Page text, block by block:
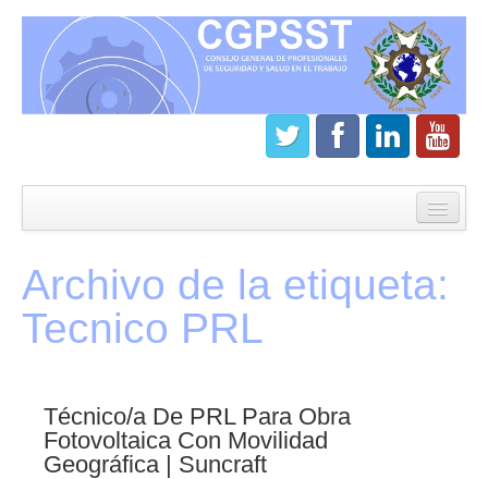
¿Que es el Consejo?
Estatutos
Junta directiva del CGPSST
Asamblea general CGPSST
Archivo de la etiqueta:
Tecnico PRL
Técnico/a De PRL Para Obra
Fotovoltaica Con Movilidad
Geográfica | Suncraft